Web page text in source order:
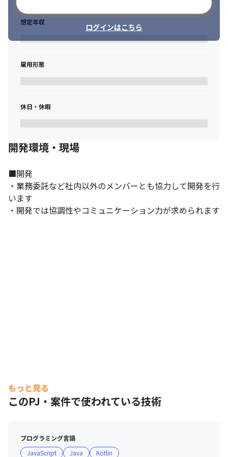
ログインはこちら
想定年収
雇用形態
休日・休暇
開発環境・現場
■開発
・業務委託など社内以外のメンバーとも協力して開発を行
います
・開発では協調性やコミュニケーション力が求められます
もっと見る
このPJ・案件で使われている技術
プログラミング言語
JavaScript
Java Kotlin